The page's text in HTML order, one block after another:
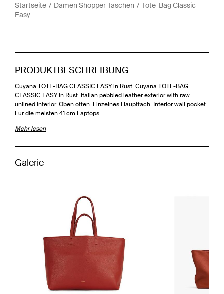
Startseite Damen Shopper Taschen
Tote-Bag Classic
Easy
PRODUKTBESCHREIBUNG
Cuyana TOTE-BAG CLASSIC EASY in Rust. Cuyana TOTE-BAG
CLASSIC EASY in Rust. Italian pebbled leather exterior with raw
unlined interior. Oben offen. Einzelnes Hauptfach. Interior wall pocket.
Für die meisten 41 cm Laptops…
Mehr lesen
Galerie